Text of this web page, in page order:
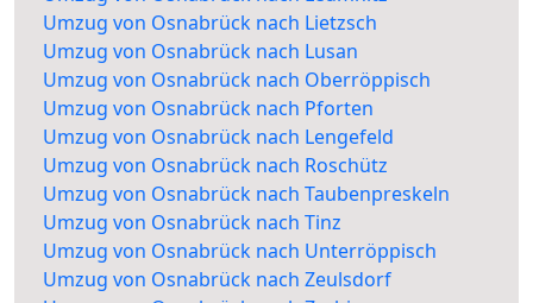
Umzug von Osnabrück nach Lietzsch
Umzug von Osnabrück nach Lusan
Umzug von Osnabrück nach Oberröppisch
Umzug von Osnabrück nach Pforten
Umzug von Osnabrück nach Lengefeld
Umzug von Osnabrück nach Roschütz
Umzug von Osnabrück nach Taubenpreskeln
Umzug von Osnabrück nach Tinz
Umzug von Osnabrück nach Unterröppisch
Umzug von Osnabrück nach Zeulsdorf